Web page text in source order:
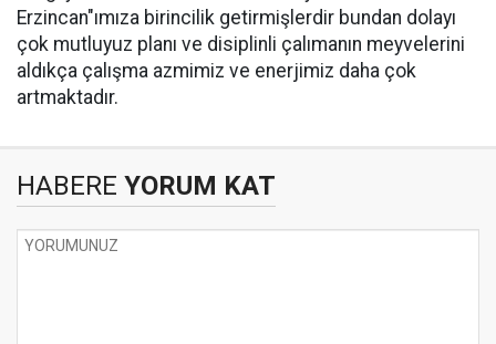
Erzincan"ımıza birincilik getirmişlerdir bundan dolayı
çok mutluyuz planı ve disiplinli çalımanın meyvelerini
aldıkça çalışma azmimiz ve enerjimiz daha çok
artmaktadır.
HABERE YORUM KAT